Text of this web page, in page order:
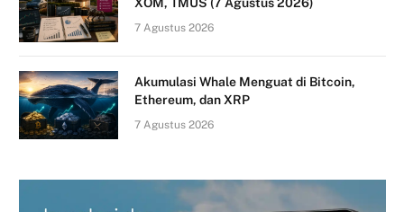
7 Agustus 2026
Akumulasi Whale Menguat di Bitcoin,
Ethereum, dan XRP
7 Agustus 2026